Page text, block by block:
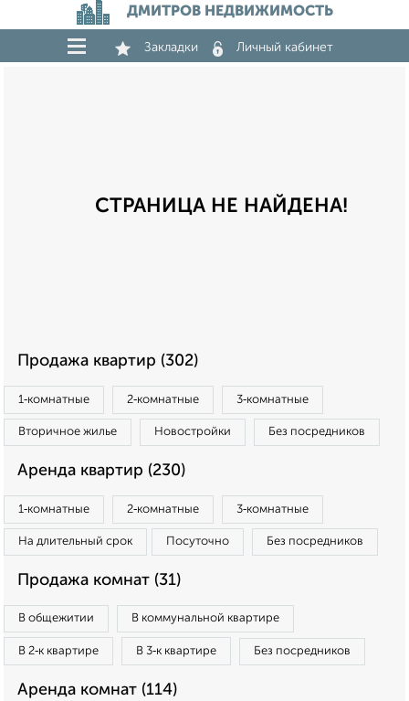
ДМИТРОВ НЕДВИЖИМОСТЬ
Закладки Личный кабинет
СТРАНИЦА НЕ НАЙДЕНА!
Продажа квартир (302)
1‑комнатные 2‑комнатные 3‑комнатные
Вторичное жилье Новостройки Без посредников
Аренда квартир (230)
1‑комнатные 2‑комнатные 3‑комнатные
На длительный срок Посуточно Без посредников
Продажа комнат (31)
В общежитии В коммунальной квартире
В 2‑к квартире В 3‑к квартире Без посредников
Аренда комнат (114)